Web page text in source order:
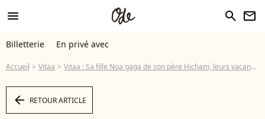
menu search newsletter
Billetterie En privé avec
Accueil Vitaa Vitaa : Sa fille Noa gaga de son père Hicham, leurs vacances dans un endroit paradisiaque
arrow_left RETOUR ARTICLE